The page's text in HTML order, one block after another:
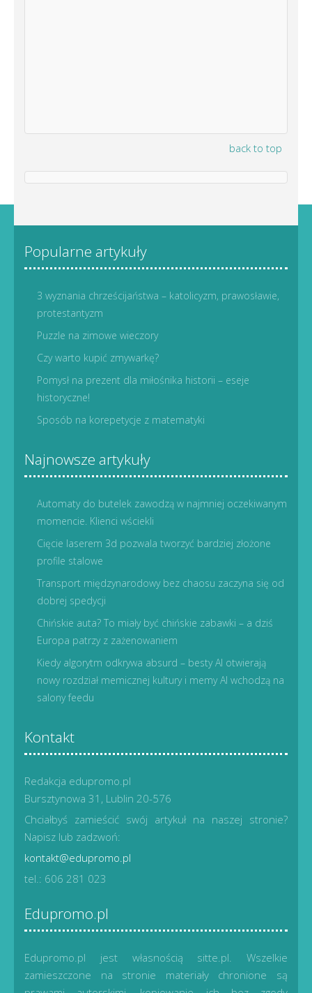
back to top
Popularne artykuły
3 wyznania chrześcijaństwa – katolicyzm, prawosławie,
protestantyzm
Puzzle na zimowe wieczory
Czy warto kupić zmywarkę?
Pomysł na prezent dla miłośnika historii – eseje
historyczne!
Sposób na korepetycje z matematyki
Najnowsze artykuły
Automaty do butelek zawodzą w najmniej oczekiwanym
momencie. Klienci wściekli
Cięcie laserem 3d pozwala tworzyć bardziej złożone
profile stalowe
Transport międzynarodowy bez chaosu zaczyna się od
dobrej spedycji
Chińskie auta? To miały być chińskie zabawki – a dziś
Europa patrzy z zażenowaniem
Kiedy algorytm odkrywa absurd – besty AI otwierają
nowy rozdział memicznej kultury i memy AI wchodzą na
salony feedu
Kontakt
Redakcja edupromo.pl
Bursztynowa 31, Lublin 20-576
Chciałbyś zamieścić swój artykuł na naszej stronie?
Napisz lub zadzwoń:
kontakt@edupromo.pl
tel.: 606 281 023
Edupromo.pl
Edupromo.pl jest własnością sitte.pl. Wszelkie
zamieszczone na stronie materiały chronione są